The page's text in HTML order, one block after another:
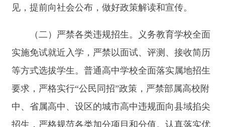
质普通高中招生指标合理分配到区域内薄弱初中的
空挂学籍。中小学严禁违规提前招生、超计划招
生、跨区域招生，严禁通过“意向登记”“预录取协
议”“保底录取协议”“分班保证协议”等名义变相提前
招生，严禁在招生环节收取所谓的“择校费”“意向
金”，严禁将招生录取与“捐资助学”“教育基金”等各